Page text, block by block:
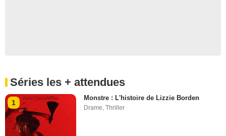
Séries les + attendues
1
Monstre : L'histoire de Lizzie Borden
Drame,Thriller